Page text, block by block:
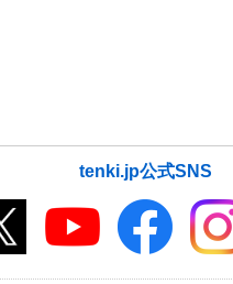
tenki.jp公式SNS